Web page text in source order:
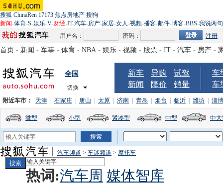
搜狐 ChinaRen 17173 焦点房地产 搜狗
新闻-体育-S-娱乐-V-财经-IT-汽车-房产-家居-女人-视频-播客-邮件-博客-BBS-我说两句
用户名：
密码： 注册
首页 - 新闻 - 军事 - 体育 - NBA - 娱乐 - 视频 - 股票 - IT - 汽车 - 房产 -
全国
切换
新车 导购
试驾
新闻
降价 销量
车
车
附近车市： 天津 石家庄 唐山 太原 济南 青岛 烟台 临沂 潍坊 淄博
微型 小型 紧凑型 中型 中
汽车频道 > 车迷频道 > 摩托车
热词:汽车周 媒体智库